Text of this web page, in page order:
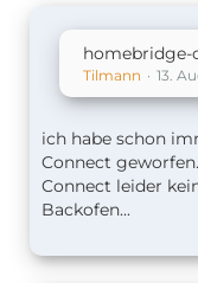
homebridge-
Tilmann 13.
ich habe schon
Connect
Connect leider
Backofen...